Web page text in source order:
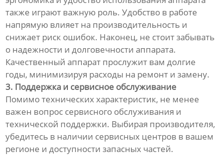
также играют важную роль. Удобство в работе
напрямую влияет на производительность и
снижает риск ошибок. Наконец, не стоит забывать
о надежности и долговечности аппарата.
Качественный аппарат прослужит вам долгие
годы, минимизируя расходы на ремонт и замену.
3. Поддержка и сервисное обслуживание
Помимо технических характеристик, не менее
важен вопрос сервисного обслуживания и
технической поддержки. Выбирая производителя,
убедитесь в наличии сервисных центров в вашем
регионе и доступности запасных частей.